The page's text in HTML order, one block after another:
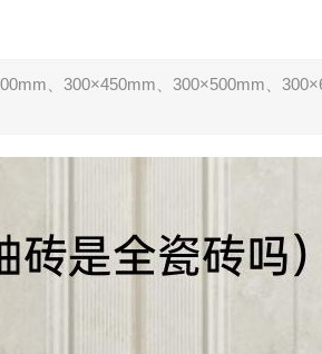
、300×450mm、300×500mm、